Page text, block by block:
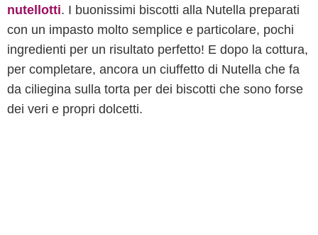
nutellotti. I buonissimi biscotti alla Nutella preparati
con un impasto molto semplice e particolare, pochi
ingredienti per un risultato perfetto! E dopo la cottura,
per completare, ancora un ciuffetto di Nutella che fa
da ciliegina sulla torta per dei biscotti che sono forse
dei veri e propri dolcetti.